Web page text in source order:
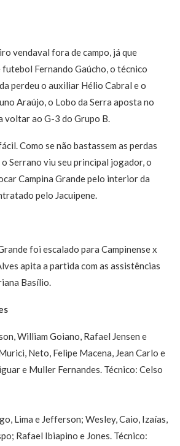
vendaval fora de campo, já que
Fernando Gaúcho, o técnico
perdeu o auxiliar Hélio Cabral e o
Araújo, o Lobo da Serra aposta no
voltar ao G-3 do Grupo B.
Como se não bastassem as perdas
Serrano viu seu principal jogador, o
Campina Grande pelo interior da
pelo Jacuipene.
foi escalado para Campinense x
apita a partida com as assistências
Basílio.
William Goiano, Rafael Jensen e
Neto, Felipe Macena, Jean Carlo e
e Muller Fernandes. Técnico: Celso
Lima e Jefferson; Wesley, Caio, Izaías,
Rafael Ibiapino e Jones. Técnico: